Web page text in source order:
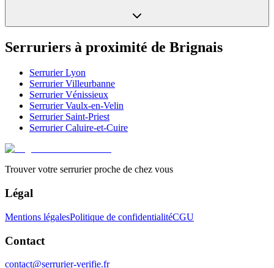
Serruriers à proximité de Brignais
SerrurierLyon
SerrurierVilleurbanne
SerrurierVénissieux
SerrurierVaulx-en-Velin
Serrurier Saint-Priest
SerrurierCaluire-et-Cuire
Trouver votre serrurier proche de chez vous
Légal
Mentions légalesPolitique de confidentialitéCGU
Contact
contact@serrurier-verifie.fr